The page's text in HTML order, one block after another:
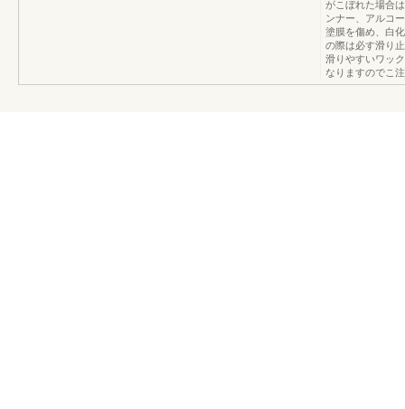
がこぼれた場合
ンナー、アルコ
塗膜を傷め、白
の際は必す滑り
滑りやすいワッ
なりますのでこ